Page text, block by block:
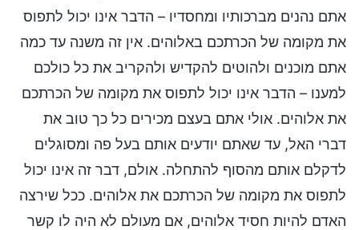
אתם נהנים מברכותיו ומחסדיו – הדבר אינו יכול לתפוס
את מקומה של הכרתכם באלוהים. אין זה משנה עד כמה
אתם מוכנים ולהוטים להקדיש ולהקריב את כל כולכם
למענו – הדבר אינו יכול לתפוס את מקומה של הכרתכם
את אלוהים. אולי אתם בעצם מכירים כל כך טוב את
דברי האל, עד שאתם יודעים אותם בעל פה ומסוגלים
לדקלם אותם מהסוף להתחלה. אולם, דבר זה אינו יכול
לתפוס את מקומה של הכרתכם את אלוהים. ככל שירצה
האדם להיות חסיד אלוהים, אם מעולם לא היה לו קשר